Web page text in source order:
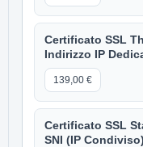
139,00 €
Certificato SSL
Indirizzo IP
Certificato SSL
SNI (IP Condiviso)